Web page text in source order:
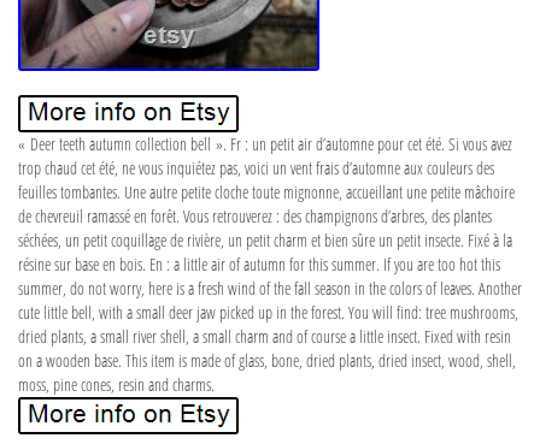
« Deer teeth autumn collection bell ». Fr : un petit air d’automne pour cet été. Si vous avez
trop chaud cet été, ne vous inquiétez pas, voici un vent frais d’automne aux couleurs des
feuilles tombantes. Une autre petite cloche toute mignonne, accueillant une petite mâchoire
de chevreuil ramassé en forêt. Vous retrouverez : des champignons d’arbres, des plantes
séchées, un petit coquillage de rivière, un petit charm et bien sûre un petit insecte. Fixé à la
résine sur base en bois. En : a little air of autumn for this summer. If you are too hot this
summer, do not worry, here is a fresh wind of the fall season in the colors of leaves. Another
cute little bell, with a small deer jaw picked up in the forest. You will find: tree mushrooms,
dried plants, a small river shell, a small charm and of course a little insect. Fixed with resin
on a wooden base. This item is made of glass, bone, dried plants, dried insect, wood, shell,
moss, pine cones, resin and charms.